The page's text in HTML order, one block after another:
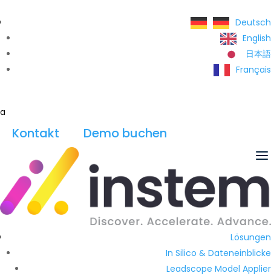
Deutsch
English
日本語
Français
a
Kontakt Demo buchen
Lösungen
In Silico & Dateneinblicke
Leadscope Model Applier